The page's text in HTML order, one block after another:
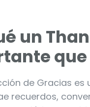
un
de Gracias
recuerdos,